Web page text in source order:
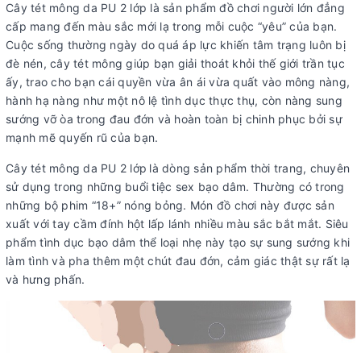
Cây tét mông da PU 2 lớp là sản phẩm đồ chơi người lớn đẳng
cấp mang đến màu sắc mới lạ trong mỗi cuộc “yêu” của bạn.
Cuộc sống thường ngày do quá áp lực khiến tâm trạng luôn bị
đè nén, cây tét mông giúp bạn giải thoát khỏi thế giới trần tục
ấy, trao cho bạn cái quyền vừa ân ái vừa quất vào mông nàng,
hành hạ nàng như một nô lệ tình dục thực thụ, còn nàng sung
sướng vỡ òa trong đau đớn và hoàn toàn bị chinh phục bởi sự
mạnh mẽ quyến rũ của bạn.
Cây tét mông da PU 2 lớp là dòng sản phẩm thời trang, chuyên
sử dụng trong những buổi tiệc sex bạo dâm. Thường có trong
những bộ phim “18+” nóng bỏng. Món đồ chơi này được sản
xuất với tay cầm đính hột lấp lánh nhiều màu sắc bắt mắt. Siêu
phẩm tình dục bạo dâm thể loại nhẹ này tạo sự sung sướng khi
làm tình và pha thêm một chút đau đớn, cảm giác thật sự rất lạ
và hưng phấn.